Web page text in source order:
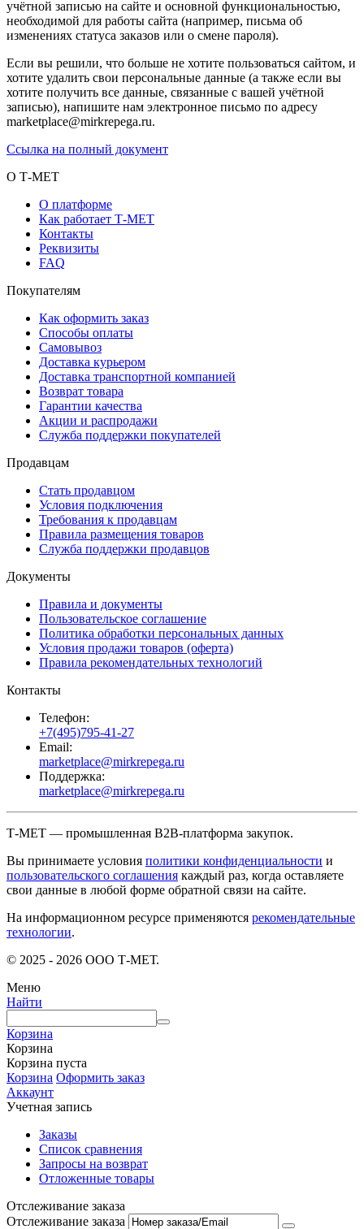
учётной записью на сайте и основной функциональностью,
необходимой для работы сайта (например, письма об
изменениях статуса заказов или о смене пароля).
Если вы решили, что больше не хотите пользоваться сайтом, и
хотите удалить свои персональные данные (а также если вы
хотите получить все данные, связанные с вашей учётной
записью), напишите нам электронное письмо по адресу
marketplace@mirkrepega.ru.
Ссылка на полный документ
О Т-МЕТ
О платформе
Как работает Т-МЕТ
Контакты
Реквизиты
FAQ
Покупателям
Как оформить заказ
Способы оплаты
Самовывоз
Доставка курьером
Доставка транспортной компанией
Возврат товара
Гарантии качества
Акции и распродажи
Служба поддержки покупателей
Продавцам
Стать продавцом
Условия подключения
Требования к продавцам
Правила размещения товаров
Служба поддержки продавцов
Документы
Правила и документы
Пользовательское соглашение
Политика обработки персональных данных
Условия продажи товаров (оферта)
Правила рекомендательных технологий
Контакты
Телефон:
+7(495)795-41-27
Email:
marketplace@mirkrepega.ru
Поддержка:
marketplace@mirkrepega.ru
Т-МЕТ — промышленная B2B-платформа закупок.
Вы принимаете условия политики конфиденциальности и
пользовательского соглашения каждый раз, когда оставляете
свои данные в любой форме обратной связи на сайте.
На информационном ресурсе применяются рекомендательные
технологии.
© 2025 - 2026 ООО Т-МЕТ.
Меню
Найти
Корзина
Корзина
Корзина пуста
Корзина Оформить заказ
Аккаунт
Учетная запись
Заказы
Список сравнения
Запросы на возврат
Отложенные товары
Отслеживание заказа
Отслеживание заказа